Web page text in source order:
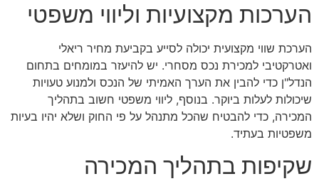
הערכות מקצועיות וליווי משפטי
הערכת שווי מקצועית יכולה לסייע בקביעת מחיר ריאלי
ואטרקטיבי למכירת נכס מסחרי. יש להיעזר במומחים בתחום
הנדל"ן כדי להבין את הערך האמיתי של הנכס ולמנוע טעויות
שיכולות לעלות ביוקר. בנוסף, ליווי משפטי חשוב בתהליך
המכירה, כדי להבטיח שהכל מתנהל על פי החוק ושלא יהיו בעיות
משפטיות בעתיד.
שקיפות בתהליך המכירה